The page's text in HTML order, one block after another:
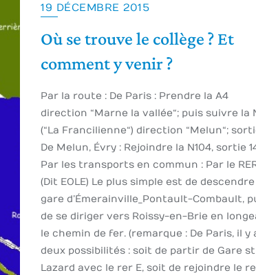
19 DÉCEMBRE 2015
Où se trouve le collège ? Et
comment y venir ?
Par la route : De Paris : Prendre la A4
direction “Marne la vallée“; puis suivre la
(“La Francilienne“) direction “Melun“;
De Melun, Évry : Rejoindre la N104, sortie
Par les transports en commun : Par le
(Dit EOLE) Le plus simple est de
gare d’Émerainville_Pontault-Combault,
de se diriger vers Roissy-en-Brie en
le chemin de fer. (remarque : De Paris, il y
deux possibilités : soit de partir de Gare st
Lazard avec le rer E, soit de rejoindre le